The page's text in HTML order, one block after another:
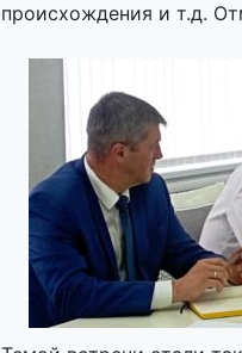
происхождения и т.д.